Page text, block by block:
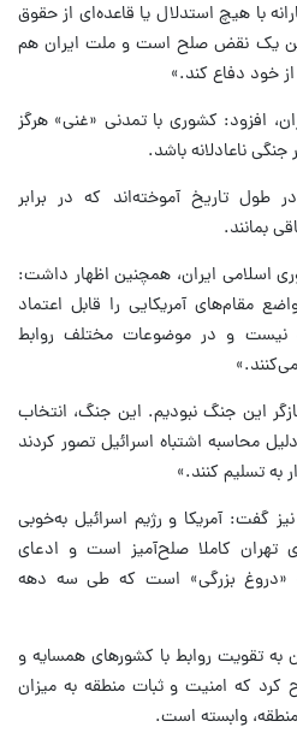
با هیچ استدلال یا قاعده‌ای از حقوق
یک نقض صلح است و ملت ایران هم
خود دفاع کند.»
افزود: کشوری با تمدنی «غنی» هرگز
ناعادلانه باشد.
طول تاریخ آموخته‌اند که در برابر
بمانند.
اسلامی ایران، همچنین اظهار داشت:
مقام‌های آمریکایی را قابل اعتماد
نیست و در موضوعات مختلف روابط
این جنگ نبودیم. این جنگ، انتخاب
محاسبه اشتباه اسرائیل تصور کردند
به تسلیم کنند.»
گفت: آمریکا و رژیم اسرائیل به‌خوبی
تهران کاملا صلح‌آمیز است و ادعای
«دروغ بزرگی» است که طی سه دهه
به تقویت روابط با کشورهای همسایه و
که امنیت و ثبات منطقه به میزان
وابسته است.